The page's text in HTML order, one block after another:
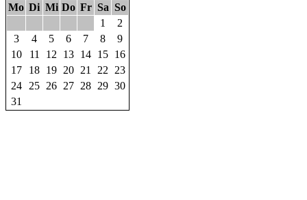
Mo Di Mi Do Fr Sa So
1
2
3
4 5 6 7 8
9
10
11 12 13 14 15 16
17
18 19 20 21 22
23
24
25 26 27 28 29 30
31